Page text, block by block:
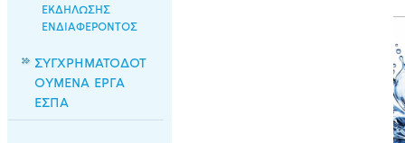
ΕΚΔΗΛΩΣΗΣ
ΕΝΔΙΑΦΕΡΟΝΤΟΣ
ΣΥΓΧΡΗΜΑΤΟΔΟΤ
ΟΥΜΕΝΑ ΕΡΓΑ
ΕΣΠΑ